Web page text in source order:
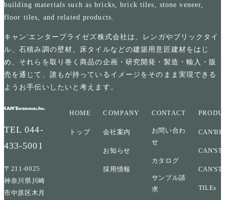
building materials such as bricks, brick tiles, stone veneer,
floor tiles, and related products.
キャン'エンタープライゼズ株式会社は、レンガやブリックタイ
ル、石積み調の壁材、床タイルなどの建築用意匠建材をはじ
め、それらを取り巻く商品の企画・研究開発・製造・輸入・販
売を通じて、誰もが持っているイメージをそのまま実現できる
ようお手伝いしたいと考えます。
TEL044-
433-5001
〒211-0025
神奈川県川崎
市中原区木月
HOME
トップ
COMPANY
会社案内
お知らせ
採用情報
CONTACT
お問い合わ
せ
カタログ
サンプル請
求
TILEs